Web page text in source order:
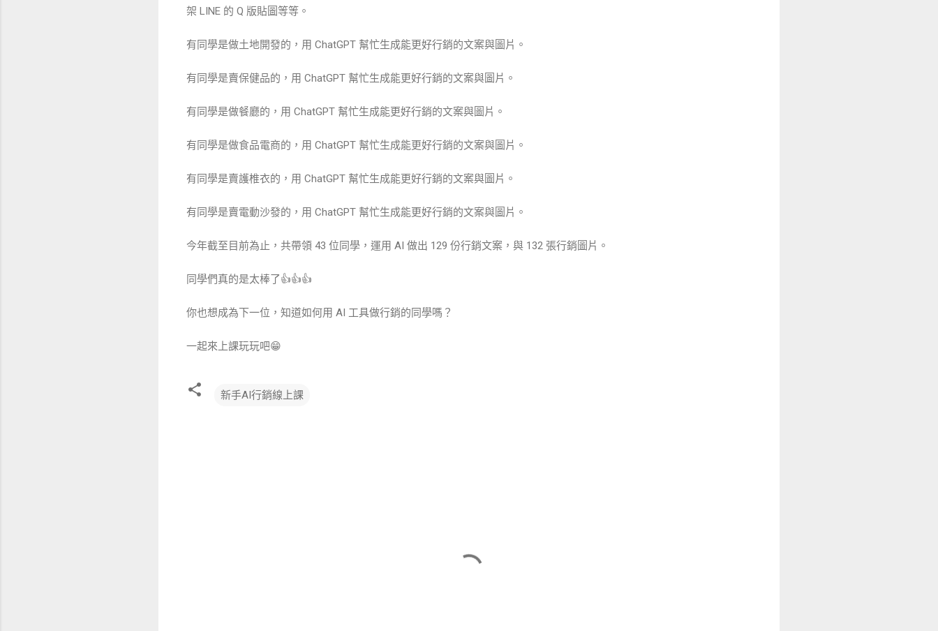
架 LINE 的 Q 版貼圖等等。
有同學是做土地開發的，用 ChatGPT 幫忙生成能更好行銷的文案與圖片。
有同學是賣保健品的，用 ChatGPT 幫忙生成能更好行銷的文案與圖片。
有同學是做餐廳的，用 ChatGPT 幫忙生成能更好行銷的文案與圖片。
有同學是做食品電商的，用 ChatGPT 幫忙生成能更好行銷的文案與圖片。
有同學是賣護椎衣的，用 ChatGPT 幫忙生成能更好行銷的文案與圖片。
有同學是賣電動沙發的，用 ChatGPT 幫忙生成能更好行銷的文案與圖片。
今年截至目前為止，共帶領 43 位同學，運用 AI 做出 129 份行銷文案，與 132 張行銷圖片。
同學們真的是太棒了👍👍👍
你也想成為下一位，知道如何用 AI 工具做行銷的同學嗎？
一起來上課玩玩吧😁
新手AI行銷線上課